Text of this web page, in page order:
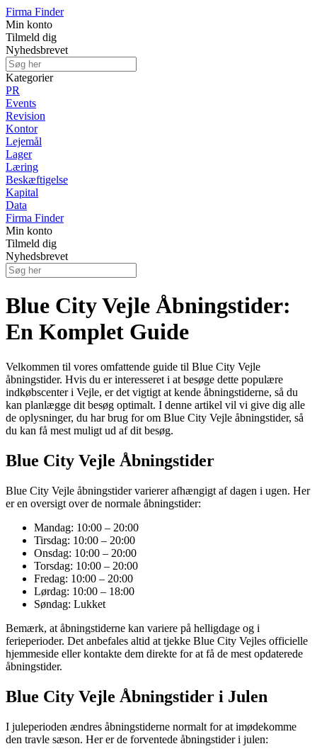
Firma Finder
Min konto
Tilmeld dig
Nyhedsbrevet
Kategorier
PR
Events
Revision
Kontor
Lejemål
Lager
Læring
Beskæftigelse
Kapital
Data
Firma Finder
Min konto
Tilmeld dig
Nyhedsbrevet
Blue City Vejle Åbningstider:
En Komplet Guide
Velkommen til vores omfattende guide til Blue City Vejle
åbningstider. Hvis du er interesseret i at besøge dette populære
indkøbscenter i Vejle, er det vigtigt at kende åbningstiderne, så du
kan planlægge dit besøg optimalt. I denne artikel vil vi give dig alle
de oplysninger, du har brug for om Blue City Vejle åbningstider, så
du kan få mest muligt ud af dit besøg.
Blue City Vejle Åbningstider
Blue City Vejle åbningstider varierer afhængigt af dagen i ugen. Her
er en oversigt over de normale åbningstider:
Mandag: 10:00 – 20:00
Tirsdag: 10:00 – 20:00
Onsdag: 10:00 – 20:00
Torsdag: 10:00 – 20:00
Fredag: 10:00 – 20:00
Lørdag: 10:00 – 18:00
Søndag: Lukket
Bemærk, at åbningstiderne kan variere på helligdage og i
ferieperioder. Det anbefales altid at tjekke Blue City Vejles officielle
hjemmeside eller kontakte dem direkte for at få de mest opdaterede
åbningstider.
Blue City Vejle Åbningstider i Julen
I juleperioden ændres åbningstiderne normalt for at imødekomme
den travle sæson. Her er de forventede åbningstider i julen: